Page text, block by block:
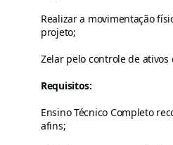
Realizar a movimentação
projeto;
Zelar pelo controle de
Requisitos:
Ensino Técnico Completo
afins;